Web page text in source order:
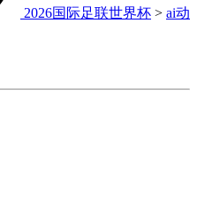
2026国际足联世界杯 > ai动